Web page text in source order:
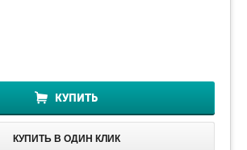
КУПИТЬ
КУПИТЬ В ОДИН КЛИК